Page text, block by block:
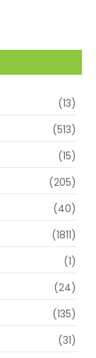
(13)
(513)
(15)
(205)
(40)
(1811)
(1)
(24)
(135)
(31)